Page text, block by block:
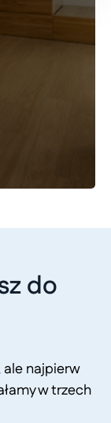
do
najpierw
w trzech